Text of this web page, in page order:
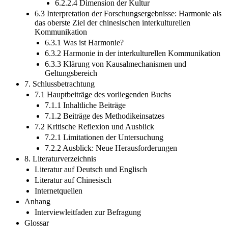
6.2.2.4 Dimension der Kultur
6.3 Interpretation der Forschungsergebnisse: Harmonie als
das oberste Ziel der chinesischen interkulturellen
Kommunikation
6.3.1 Was ist Harmonie?
6.3.2 Harmonie in der interkulturellen Kommunikation
6.3.3 Klärung von Kausalmechanismen und
Geltungsbereich
7. Schlussbetrachtung
7.1 Hauptbeiträge des vorliegenden Buchs
7.1.1 Inhaltliche Beiträge
7.1.2 Beiträge des Methodikeinsatzes
7.2 Kritische Reflexion und Ausblick
7.2.1 Limitationen der Untersuchung
7.2.2 Ausblick: Neue Herausforderungen
8. Literaturverzeichnis
Literatur auf Deutsch und Englisch
Literatur auf Chinesisch
Internetquellen
Anhang
Interviewleitfaden zur Befragung
Glossar